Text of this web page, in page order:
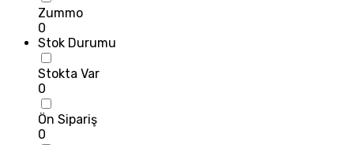
Zummo
0
Stok Durumu
Stokta Var
0
Ön Sipariş
0